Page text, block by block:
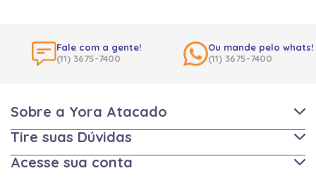
Fale com a gente!
(11) 3675-7400
Ou mande pelo whats!
(11) 3675-7400
Sobre a Yora Atacado
Tire suas Dúvidas
Acesse sua conta